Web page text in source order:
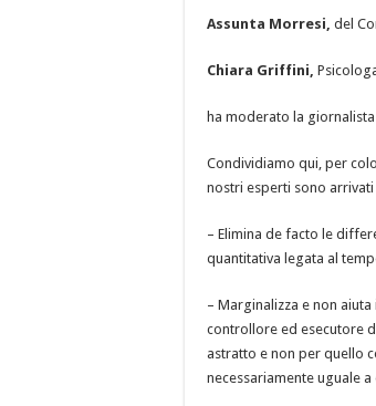
Assunta Morresi, del
Chiara Griffini,
ha moderato la
Condividiamo qui, per
nostri esperti sono
– Elimina de facto le
quantitativa legata al
– Marginalizza e non
controllore ed esecutore
astratto e non per quello
necessariamente uguale